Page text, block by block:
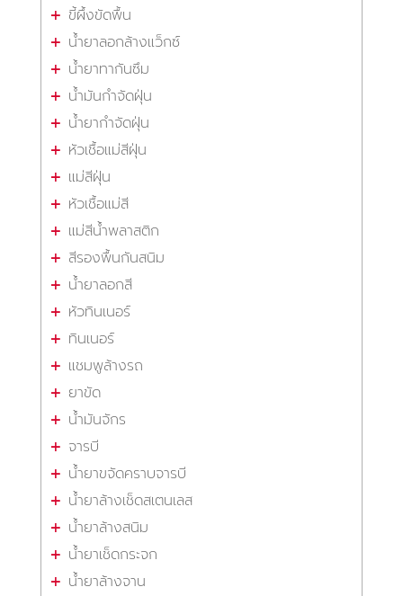
ขี้ผึ้งขัดพื้น
น้ำยาลอกล้างแว็กซ์
น้ำยาทากันซึม
น้ำมันกำจัดฝุ่น
น้ำยากำจัดฝุ่น
หัวเชื้อแม่สีฝุ่น
แม่สีฝุ่น
หัวเชื้อแม่สี
แม่สีน้ำพลาสติก
สีรองพื้นกันสนิม
น้ำยาลอกสี
หัวทินเนอร์
ทินเนอร์
แชมพูล้างรถ
ยาขัด
น้ำมันจักร
จารบี
น้ำยาขจัดคราบจารบี
น้ำยาล้างเช็ดสเตนเลส
น้ำยาล้างสนิม
น้ำยาเช็ดกระจก
น้ำยาล้างจาน